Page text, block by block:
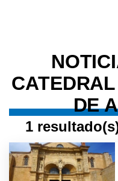
DE
1